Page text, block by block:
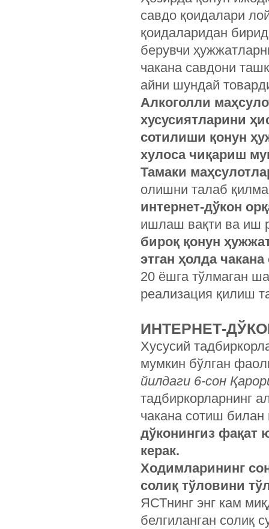
савдо қоидалари
қоидаларидан
берувчи
чакана савдони
айни шундай
Алкоголли
хусусиятларини
сотилиши қонун
хулоса чиқариш
Тамаки
олишни талаб
интернет-дўкон
ишлаш вақти ва иш
бироқ қонун
этган ҳолда
20 ёшга тўлмаган
реализация қилиш
ИНТЕРНЕТ-
Хусусий
мумкин бўлган
йилдаги 6-сон
тадбиркорларнинг
чакана сотиш
дўконингиз фақат
керак.
Ходимларининг
солиқ тўловини
ЯСТнинг энг кам
белгиланган солиқ